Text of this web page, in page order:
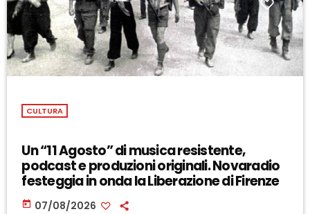
CULTURA
Un “11 Agosto” di musica resistente,
podcast e produzioni originali. Novaradio
festeggia in onda la Liberazione di Firenze
today 07/08/2026